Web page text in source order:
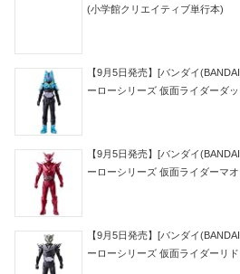
(小学館クリエイティブ単行本)
【9月5日発売】[バンダイ
ーローシリーズ 仮面ライダーダ
【9月5日発売】[バンダイ
ーローシリーズ 仮面ライダーマ
【9月5日発売】[バンダイ
ーローシリーズ 仮面ライダーリ